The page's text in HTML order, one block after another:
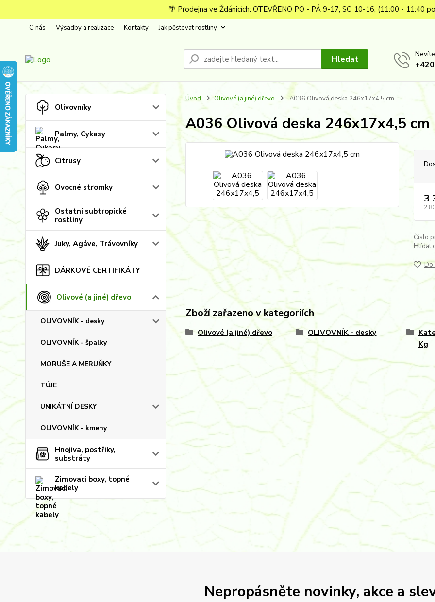
🌴 Prodejna ve Ždánicích: OTEVŘENO PO - PÁ 9-17, SO 10-16, (11:00 - 11:40
O nás Výsadby a realizace Kontakty Jak pěstovat rostliny
Hledat
Olivovníky
Palmy, Cykasy
Citrusy
Ovocné stromky
Ostatní subtropické
rostliny
Juky, Agáve, Trávovníky
DÁRKOVÉ CERTIFIKÁTY
Olivové (a jiné) dřevo
OLIVOVNÍK - desky
OLIVOVNÍK - špalky
MORUŠE A MERUŇKY
TÚJE
UNIKÁTNÍ DESKY
OLIVOVNÍK - kmeny
Hnojiva, postřiky,
substráty
Zimovací boxy, topné
kabely
Úvod Olivové (a jiné) dřevo A036 Olivová deska 246x17x4,5 cm
A036 Olivová deska 246x17x4,5 cm
3
2
Číslo
Hlídat
Do
Zboží zařazeno v kategoriích
Olivové (a jiné) dřevo OLIVOVNÍK - desky
Kg
Nepropásněte novinky, akce a